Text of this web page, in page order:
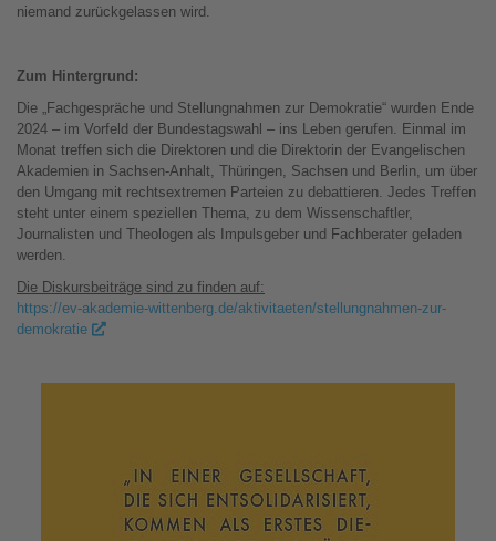
niemand zurückgelassen wird.
Zum Hintergrund:
Die „Fachgespräche und Stellungnahmen zur Demokratie“ wurden Ende
2024 – im Vorfeld der Bundestagswahl – ins Leben gerufen. Einmal im
Monat treffen sich die Direktoren und die Direktorin der Evangelischen
Akademien in Sachsen-Anhalt, Thüringen, Sachsen und Berlin, um über
den Umgang mit rechtsextremen Parteien zu debattieren. Jedes Treffen
steht unter einem speziellen Thema, zu dem Wissenschaftler,
Journalisten und Theologen als Impulsgeber und Fachberater geladen
werden.
Die Diskursbeiträge sind zu finden auf:
https://ev-akademie-wittenberg.de/aktivitaeten/stellungnahmen-zur-
demokratie